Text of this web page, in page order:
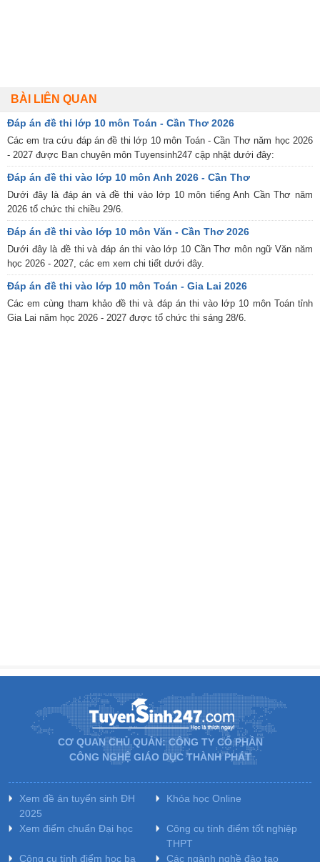
BÀI LIÊN QUAN
Đáp án đề thi lớp 10 môn Toán - Cần Thơ 2026
Các em tra cứu đáp án đề thi lớp 10 môn Toán - Cần Thơ năm học 2026
- 2027 được Ban chuyên môn Tuyensinh247 cập nhật dưới đây:
Đáp án đề thi vào lớp 10 môn Anh 2026 - Cần Thơ
Dưới đây là đáp án và đề thi vào lớp 10 môn tiếng Anh Cần Thơ năm
2026 tổ chức thi chiều 29/6.
Đáp án đề thi vào lớp 10 môn Văn - Cần Thơ 2026
Dưới đây là đề thi và đáp án thi vào lớp 10 Cần Thơ môn ngữ Văn năm
học 2026 - 2027, các em xem chi tiết dưới đây.
Đáp án đề thi vào lớp 10 môn Toán - Gia Lai 2026
Các em cùng tham khảo đề thi và đáp án thi vào lớp 10 môn Toán tỉnh
Gia Lai năm học 2026 - 2027 được tổ chức thi sáng 28/6.
CƠ QUAN CHỦ QUẢN: CÔNG TY CỔ PHẦN
CÔNG NGHỆ GIÁO DỤC THÀNH PHÁT
Xem đề án tuyển sinh ĐH
2025
Khóa học Online
Xem điểm chuẩn Đại học
Công cụ tính điểm tốt nghiệp
THPT
Công cụ tính điểm học bạ
Các ngành nghề đào tạo